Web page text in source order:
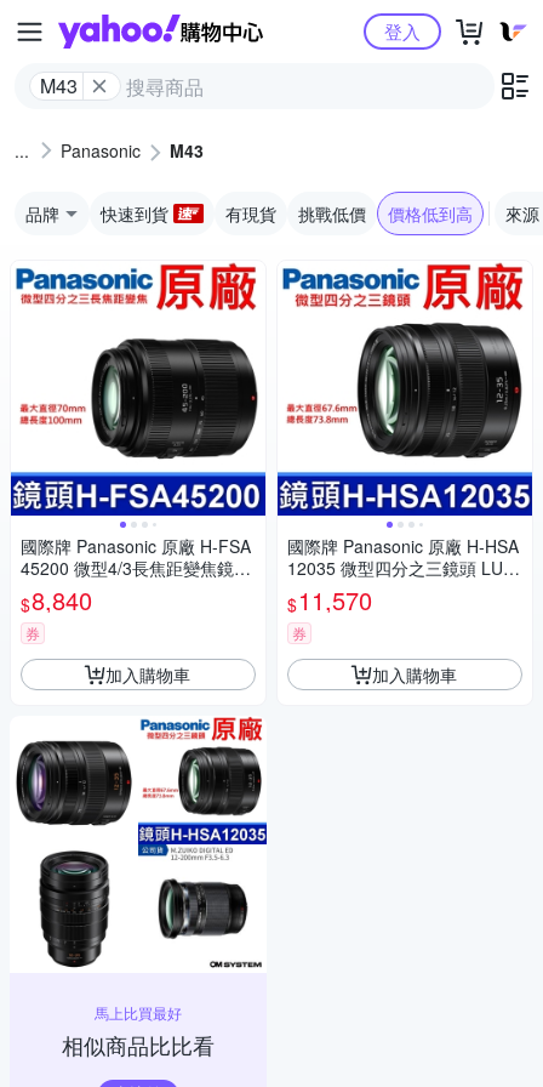
Yahoo購物中心
M43
登入
Panasonic M43
品牌 快速到貨 有現貨 挑戰低價 價格低到高 來源
國際牌 Panasonic 原廠 H-FSA
45200 微型4/3長焦距變焦鏡頭
LUMIX G X VARIO 45-200mm
單眼鏡頭 相機
$8,840
券
加入購物車
馬上比買最好
相似商品比比看
國際牌 Panasonic 原廠 H-HSA
12035 微型四分之三鏡頭 LUMI
X G X VARIO 12-35mm 相機
$11,570
券
加入購物車